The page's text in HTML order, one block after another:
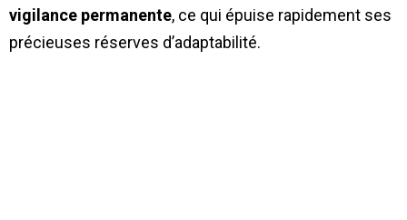
vigilance permanente, ce qui épuise rapidement ses
précieuses réserves d’adaptabilité.